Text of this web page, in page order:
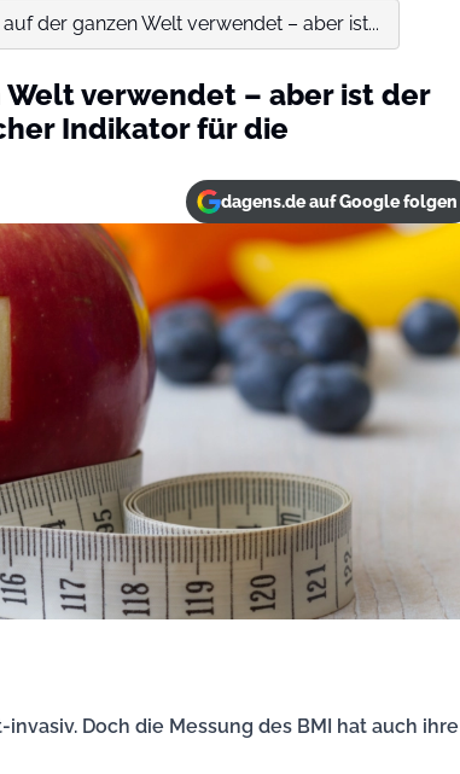
der ganzen Welt verwendet – aber ist...
Welt verwendet – aber ist der
Indikator für die
dagens.de auf Google folgen
Doch die Messung des BMI hat auch ihre